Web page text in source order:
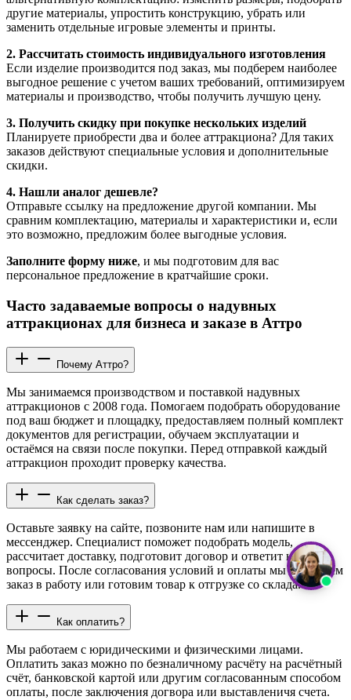
другие материалы, упростить конструкцию, убрать или
заменить отдельные игровые элементы и принты.
2. Рассчитать стоимость индивидуального изготовления
Если изделие производится под заказ, мы подберем наиболее
выгодное решение с учетом ваших требований, оптимизируем
материалы и производство, чтобы получить лучшую цену.
3. Получить скидку при покупке нескольких изделий
Планируете приобрести два и более аттракциона? Для таких
заказов действуют специальные условия и дополнительные
скидки.
4. Нашли аналог дешевле?
Отправьте ссылку на предложение другой компании. Мы
сравним комплектацию, материалы и характеристики и, если
это возможно, предложим более выгодные условия.
Заполните форму ниже, и мы подготовим для вас
персональное предложение в кратчайшие сроки.
Часто задаваемые вопросы о надувных
аттракционах для бизнеса и заказе в Аттро
Почему Аттро?
Мы занимаемся производством и поставкой надувных
аттракционов с 2008 года. Помогаем подобрать оборудование
под ваш бюджет и площадку, предоставляем полный комплект
документов для регистрации, обучаем эксплуатации и
остаёмся на связи после покупки. Перед отправкой каждый
аттракцион проходит проверку качества.
Как сделать заказ?
Оставьте заявку на сайте, позвоните нам или напишите в
мессенджер. Специалист поможет подобрать модель,
рассчитает доставку, подготовит договор и ответит на все
вопросы. После согласования условий и оплаты мы запускаем
заказ в работу или готовим товар к отгрузке со склада.
Как оплатить?
Мы работаем с юридическими и физическими лицами.
Оплатить заказ можно по безналичному расчёту на расчётный
счёт, банковской картой или другим согласованным способом
оплаты, после заключения догвора или выставленичя счета.